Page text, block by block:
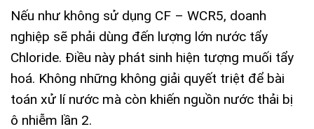
Nếu như không sử dụng CF – WCR5, doanh
nghiệp sẽ phải dùng đến lượng lớn nước tẩy
Chloride. Điều này phát sinh hiện tượng muối tẩy
hoá. Không những không giải quyết triệt để bài
toán xử lí nước mà còn khiến nguồn nước thải bị
ô nhiễm lần 2.